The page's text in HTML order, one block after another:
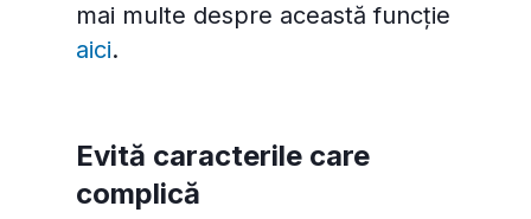
mai multe despre această funcție
aici.
Evită caracterile care
complică